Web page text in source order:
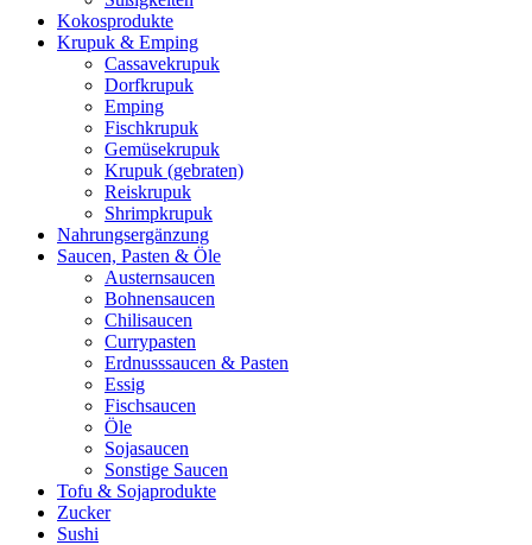
Kokosprodukte
Krupuk & Emping
Cassavekrupuk
Dorfkrupuk
Emping
Fischkrupuk
Gemüsekrupuk
Krupuk (gebraten)
Reiskrupuk
Shrimpkrupuk
Nahrungsergänzung
Saucen, Pasten & Öle
Austernsaucen
Bohnensaucen
Chilisaucen
Currypasten
Erdnusssaucen & Pasten
Essig
Fischsaucen
Öle
Sojasaucen
Sonstige Saucen
Tofu & Sojaprodukte
Zucker
Sushi